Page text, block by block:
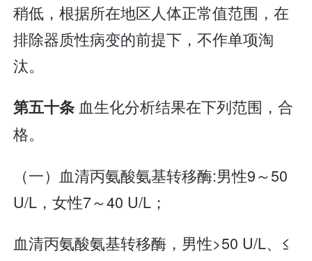
稍低，根据所在地区人体正常值范围，在
排除器质性病变的前提下，不作单项淘
汰。
第五十条血生化分析结果在下列范围，合
格。
（一）血清丙氨酸氨基转移酶:男性9～50
U/L，女性7～40 U/L；
血清丙氨酸氨基转移酶，男性>50 U/L、≤